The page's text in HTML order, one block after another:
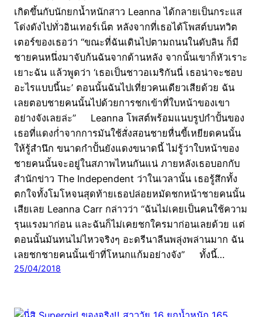
เกิดขึ้นกับนักยกน้ำหนักสาว Leanna ได้กลายเป็นกระแส
โด่งดังไปทั่วอินเทอร์เน็ต หลังจากที่เธอได้โพสต์บนทวิต
เตอร์ของเธอว่า “ขณะที่ฉันเดินไปตามถนนในดับลิน ก็มี
ชายคนหนึ่งมาจับก้นฉันจากด้านหลัง จากนั้นเขาก็หัวเราะ
เยาะฉัน แล้วพูดว่า ‘เธอเป็นชาวอเมริกันนี่ เธอน่าจะชอบ
อะไรแบบนี้นะ’ ตอนนั้นฉันไปเที่ยวคนเดียวเสียด้วย ฉัน
เลยตอบชายคนนั้นไปด้วยการชกเข้าที่ใบหน้าของเขา
อย่างจังเลยล่ะ” Leanna โพสต์พร้อมแนบรูปกำปั้นของ
เธอที่แดงก่ำจากการมันใช้สั่งสอนชายหื่นขี้เหยียดคนนั้น
ให้รู้สำนึก ขนาดกำปั้นยังแดงขนาดนี้ ไม่รู้ว่าใบหน้าของ
ชายคนนั้นจะอยู่ในสภาพไหนกันแน่ ภายหลังเธอบอกกับ
สำนักข่าว The Independent ว่าในเวลานั้น เธอรู้สึกทั้ง
ตกใจทั้งโมโหจนสุดท้ายเธอปล่อยหมัดชกหน้าชายคนนั้น
เสียเลย Leanna Carr กล่าวว่า “ฉันไม่เคยเป็นคนใช้ความ
รุนแรงมาก่อน และฉันก็ไม่เคยชกใครมาก่อนเลยด้วย แต่
ตอนนั้นมันทนไม่ไหวจริงๆ อะดรีนาลีนพลุ่งพล่านมาก ฉัน
เลยชกชายคนนั้นเข้าที่โหนกแก้มอย่างจัง” ทั้งนี้…
25/04/2018